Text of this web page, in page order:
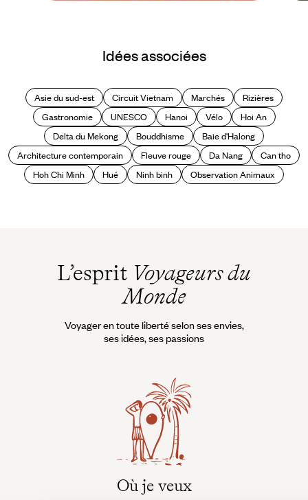
24 heures à Ho Chi
Minh-Ville
Idées associées
Asie du sud-est Circuit Vietnam Marchés
Rizières
Gastronomie
UNESCO Hanoi Vélo
Hoi An
Delta du Mekong
Bouddhisme
Baie d'Halong
Architecture contemporain
Fleuve rouge Da Nang
Can tho
Hoh Chi Minh
Hué Ninh binh Observation Animaux
L’esprit Voyageurs du
Monde
Voyager en toute liberté selon ses envies,
ses idées, ses passions
Où je veux